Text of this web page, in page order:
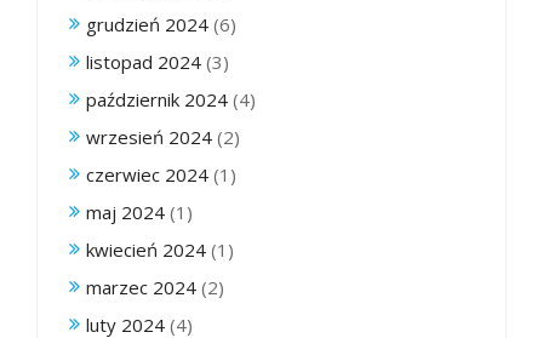
grudzień 2024 (6)
listopad 2024 (3)
październik 2024 (4)
wrzesień 2024 (2)
czerwiec 2024 (1)
maj 2024 (1)
kwiecień 2024 (1)
marzec 2024 (2)
luty 2024 (4)